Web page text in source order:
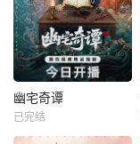
幽宅奇谭
已完结